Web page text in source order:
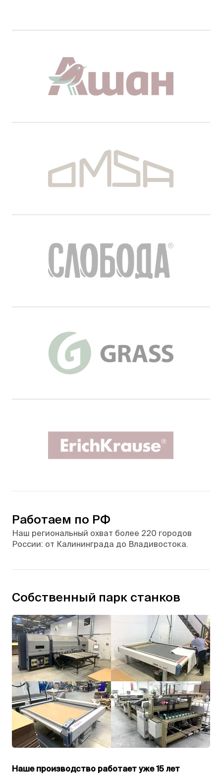
Работаем по РФ
Наш региональный охват более 220 городов
России: от Калининграда до Владивостока.
Собственный парк станков
Наше производство работает уже 15 лет